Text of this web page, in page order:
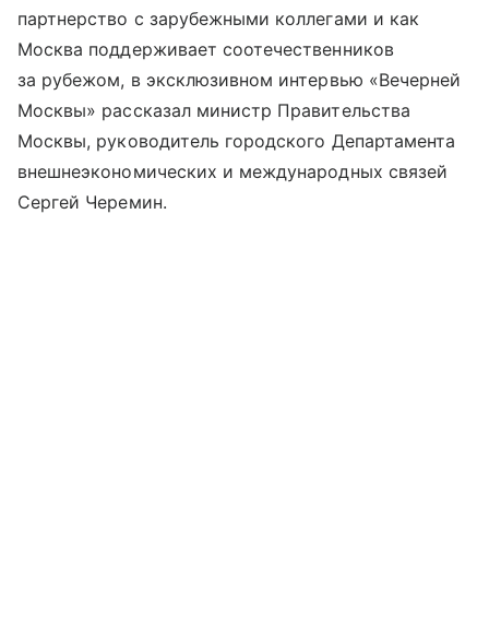
партнерство с зарубежными коллегами и как
Москва поддерживает соотечественников
за рубежом, в эксклюзивном интервью «Вечерней
Москвы» рассказал министр Правительства
Москвы, руководитель городского Департамента
внешнеэкономических и международных связей
Сергей Черемин.